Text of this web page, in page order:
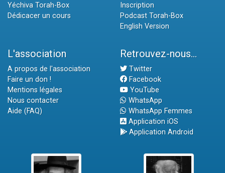
Yéchiva Torah-Box
Dédicacer un cours
Inscription
Podcast Torah-Box
English Version
L'association
A propos de l'association
Faire un don !
Mentions légales
Nous contacter
Aide (FAQ)
Retrouvez-nous...
Twitter
Facebook
YouTube
WhatsApp
WhatsApp Femmes
Application iOS
Application Android